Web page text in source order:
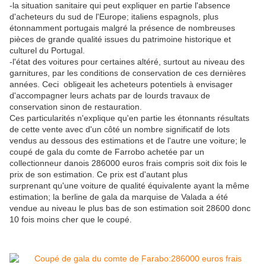
-la situation sanitaire qui peut expliquer en partie l'absence
d'acheteurs du sud de l'Europe; italiens espagnols, plus
étonnamment portugais malgré la présence de nombreuses
pièces de grande qualité issues du patrimoine historique et
culturel du Portugal.
-l'état des voitures pour certaines altéré, surtout au niveau des
garnitures, par les conditions de conservation de ces dernières
années. Ceci obligeait les acheteurs potentiels à envisager
d'accompagner leurs achats par de lourds travaux de
conservation sinon de restauration.
Ces particularités n'explique qu'en partie les étonnants résultats
de cette vente avec d'un côté un nombre significatif de lots
vendus au dessous des estimations et de l'autre une voiture; le
coupé de gala du comte de Farrobo achetée par un
collectionneur danois 286000 euros frais compris soit dix fois le
prix de son estimation. Ce prix est d'autant plus
surprenant qu'une voiture de qualité équivalente ayant la même
estimation; la berline de gala da marquise de Valada a été
vendue au niveau le plus bas de son estimation soit 28600 donc
10 fois moins cher que le coupé.